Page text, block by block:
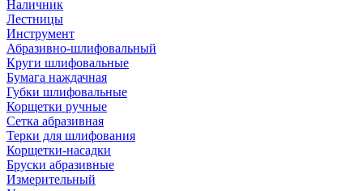
Наличник
Лестницы
Инструмент
Абразивно-шлифовальный
Круги шлифовальные
Бумага наждачная
Губки шлифовальные
Корщетки ручные
Сетка абразивная
Терки для шлифования
Корщетки-насадки
Бруски абразивные
Измерительный